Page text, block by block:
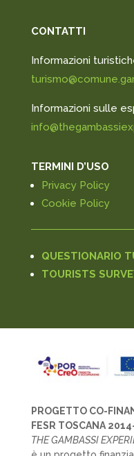
CONTATTI
Informazioni
Informazioni sulle
TERMINI D’USO
Privacy Policy
Cookie Policy
QUESTIONARIO
TOURISTS
PROGETTO CO-
FESR TOSCANA
THE GAMBASSI